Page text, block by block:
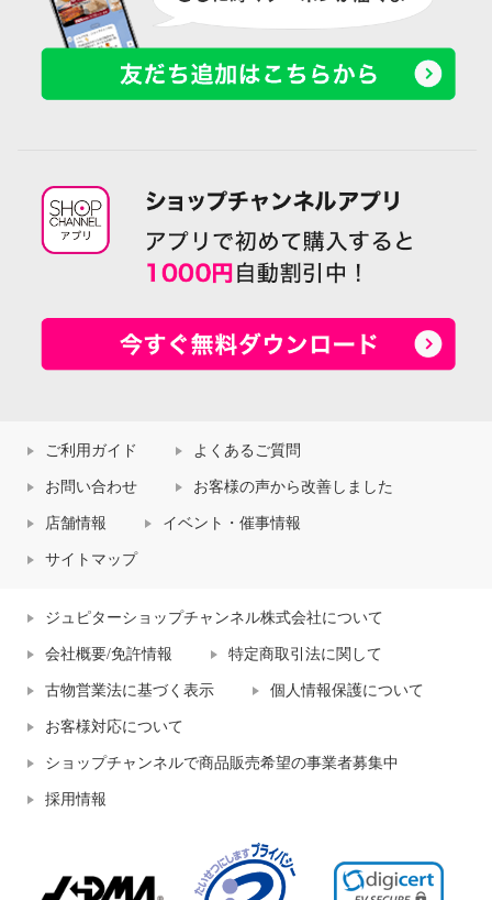
ご利用ガイド よくあるご質問
お問い合わせ お客様の声から改善しました
店舗情報 イベント・催事情報
サイトマップ
ジュピターショップチャンネル株式会社について
会社概要/免許情報 特定商取引法に関して
古物営業法に基づく表示 個人情報保護について
お客様対応について
ショップチャンネルで商品販売希望の事業者募集中
採用情報